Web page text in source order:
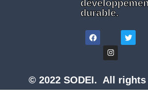
durable.
© 2022 SODEI. All rights